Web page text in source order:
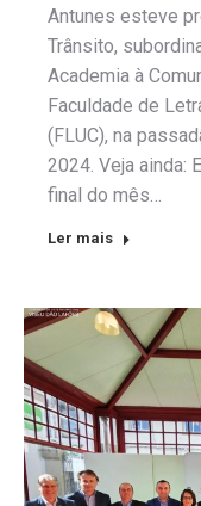
Antunes esteve
Trânsito,
Academia à
Faculdade de
(FLUC), na
2024. Veja ainda:
final do mês…
Ler mais